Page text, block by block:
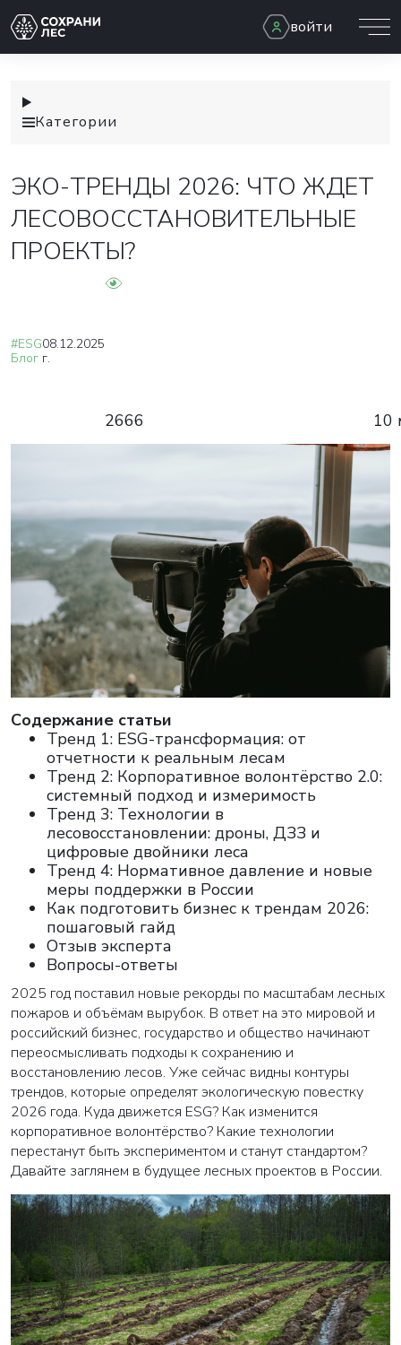
войти
Категории
ЭКО-ТРЕНДЫ 2026: ЧТО ЖДЕТ
ЛЕСОВОССТАНОВИТЕЛЬНЫЕ
ПРОЕКТЫ?
#ESG
Блог
08.12.2025
г.
2666 10
Cодержание статьи
Тренд 1: ESG-трансформация: от
отчетности к реальным лесам
Тренд 2: Корпоративное волонтёрство 2.0:
системный подход и измеримость
Тренд 3: Технологии в
лесовосстановлении: дроны, ДЗЗ и
цифровые двойники леса
Тренд 4: Нормативное давление и новые
меры поддержки в России
Как подготовить бизнес к трендам 2026:
пошаговый гайд
Отзыв эксперта
Вопросы-ответы
2025 год поставил новые рекорды по масштабам лесных
пожаров и объёмам вырубок. В ответ на это мировой и
российский бизнес, государство и общество начинают
переосмысливать подходы к сохранению и
восстановлению лесов. Уже сейчас видны контуры
трендов, которые определят экологическую повестку
2026 года. Куда движется ESG? Как изменится
корпоративное волонтёрство? Какие технологии
перестанут быть экспериментом и станут стандартом?
Давайте заглянем в будущее лесных проектов в России.